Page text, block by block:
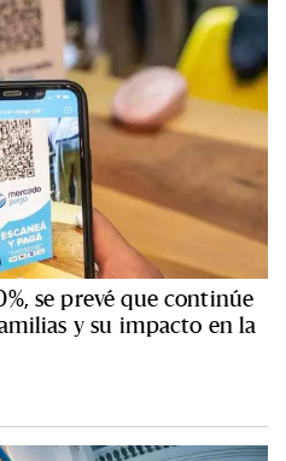
se prevé que continúe
y su impacto en la